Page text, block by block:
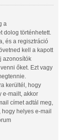
a
dolog történhetett.
és a regisztráció
kell a kapott
azonosítók
őket. Ezt vagy
kerültél, hogy
e-mailt, akkor
címet adtál meg,
hogy helyes e-mail